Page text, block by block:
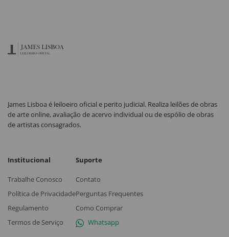
James Lisboa é leiloeiro oficial e perito judicial. Realiza leilões de obras
de arte online, avaliação de acervo individual ou de espólio de obras
de artistas consagrados.
Institucional
Trabalhe Conosco
Política de Privacidade
Regulamento
Termos de Serviço
Suporte
Contato
Perguntas Frequentes
Como Comprar
Whatsapp